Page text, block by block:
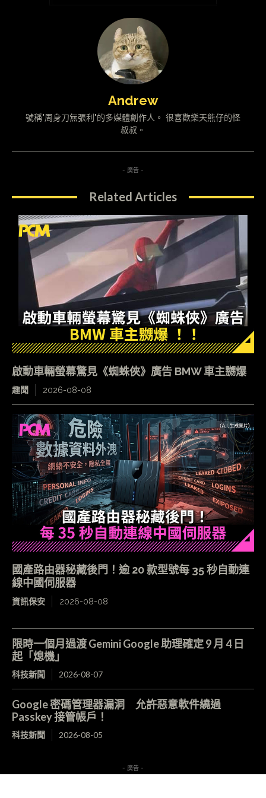
Andrew
號稱"周身刀無張利"的多媒體創作人。 很喜歡樂天熊仔的怪
叔叔。
- 廣告 -
Related Articles
啟動車輛螢幕驚見《蜘蛛俠》廣告 BMW 車主嬲爆
趣聞 2026-08-08
國產路由器秘藏後門！逾 20 款型號每 35 秒自動連
線中國伺服器
資訊保安 2026-08-08
限時一個月過渡 Gemini Google 助理確定 9 月 4 日
起「熄機」
科技新聞 2026-08-07
Google 密碼管理器漏洞 允許惡意軟件繞過
Passkey 接管帳戶！
科技新聞 2026-08-05
- 廣告 -